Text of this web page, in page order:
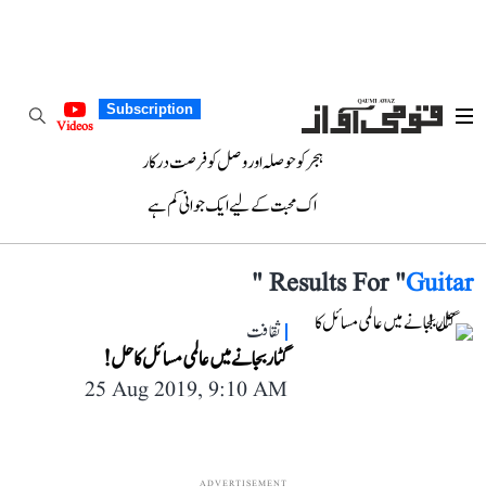
Subscription
Videos
ہجر کو حوصلہ اور وصل کو فرصت درکار
اک محبت کے لیے ایک جوانی کم ہے
Results For "Guitar
"
ثقافت
گٹار بجانے میں عالمی مسائل کا حل!
25 Aug 2019, 9:10 AM
ADVERTISEMENT